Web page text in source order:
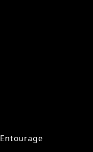
Entourage